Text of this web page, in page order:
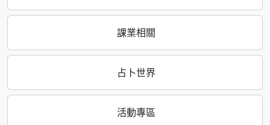
課業相關
占卜世界
活動專區